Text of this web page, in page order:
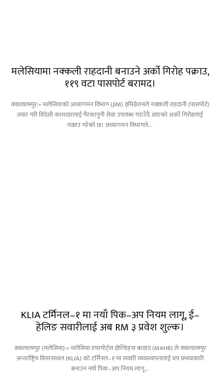
मलेसियामा नक्कली राहदानी बनाउने अर्को गिरोह पक्राउ,
११९ वटा पासपोर्ट बरामद।
क्वालालम्पुर:= मलेसियाको अध्यागमन विभाग (JIM) इमिग्रेशनले नक्कली राहदानी (पासपोर्ट)
तयार गरी विदेशी कामदारलाई गैरकानुनी सेवा उपलब्ध गराउँदै आएको अर्को गिरोहलाई
पक्राउ गरेको छ। अध्यागमन विभागले...
KLIA टर्मिनल–१ मा नयाँ पिक–अप नियम लागू, ई–
हेलिङ सवारीलाई अब RM ३ प्रवेश शुल्क।
क्वालालम्पुर (मलेसिया):= मलेसिया एयरपोर्ट्स होल्डिङ्स बरहाद (MAHB) ले क्वालालम्पुर
अन्तर्राष्ट्रिय विमानस्थल (KLIA) को टर्मिनल–१ मा सवारी व्यवस्थापनलाई थप प्रभावकारी
बनाउन नयाँ पिक–अप नियम लागू...